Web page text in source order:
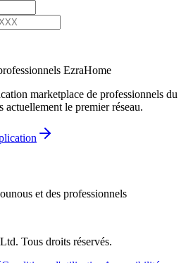
EzraHome
marketplace de professionnels du
le premier réseau.
et des professionnels
Tous droits réservés.